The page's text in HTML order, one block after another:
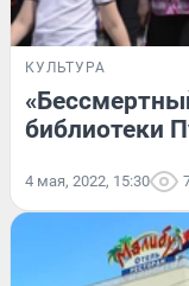
КУЛЬТУРА
библиотеки
4 мая, 2022, 15:30